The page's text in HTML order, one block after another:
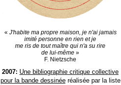
« J'habite ma propre maison, je n'ai jamais
imité personne en rien et je
me ris de tout maître qui n'a su rire
de lui-même »
F. Nietzsche
2007: Une bibliographie critique collective
pour la bande dessinéeréalisée par la liste